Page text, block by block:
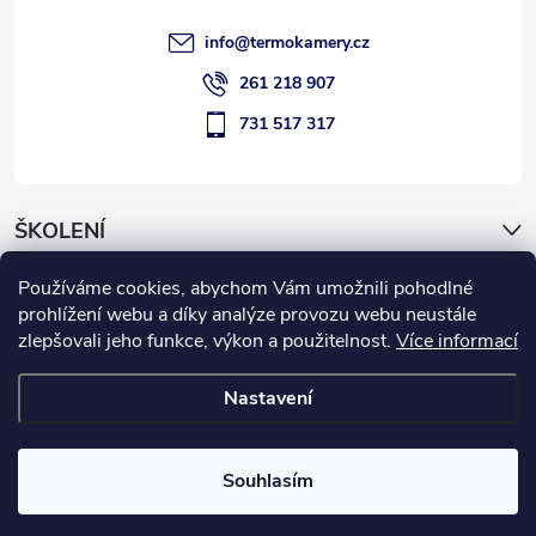
Používáme cookies, abychom Vám umožnili pohodlné
prohlížení webu a díky analýze provozu webu neustále
zlepšovali jeho funkce, výkon a použitelnost. Více informací
Nastavení
Souhlasím
v
ý
p
i
u
ŠKOLENÍ
Novinky
info@termokamery.cz
261 218 907
731 517 317
Copyright 2026Termokamery.cz. Všechna práva vyhrazena.